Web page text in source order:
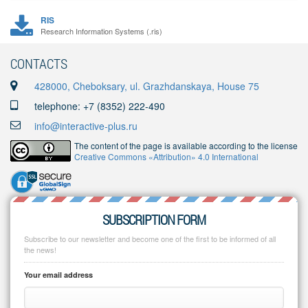
RIS
Research Information Systems (.ris)
CONTACTS
428000, Cheboksary, ul. Grazhdanskaya, House 75
telephone: +7 (8352) 222-490
info@interactive-plus.ru
The content of the page is available according to the license
Creative Commons «Attribution» 4.0 International
SUBSCRIPTION FORM
Subscribe to our newsletter and become one of the first to be informed of all
the news!
Your email address